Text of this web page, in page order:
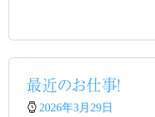
最近のお仕事！
2026年3月29日